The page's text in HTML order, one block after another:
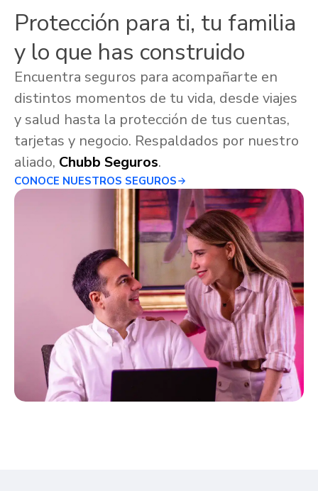
Protección para ti, tu familia
y lo que has construido
Encuentra seguros para acompañarte en
distintos momentos de tu vida, desde viajes
y salud hasta la protección de tus cuentas,
tarjetas y negocio. Respaldados por nuestro
aliado, Chubb Seguros.
CONOCE NUESTROS SEGUROS